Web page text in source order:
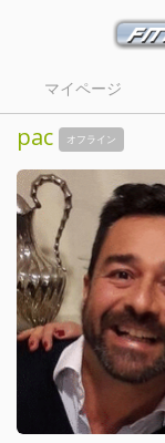
マイページ
pac オフライン